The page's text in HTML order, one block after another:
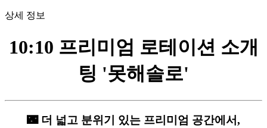
상세 정보
10:10 프리미엄 로테이션 소개
팅 '못해솔로'
🌃 더 넓고 분위기 있는 프리미엄 공간에서,